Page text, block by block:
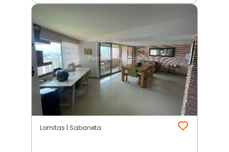
Lomitas | Sabaneta